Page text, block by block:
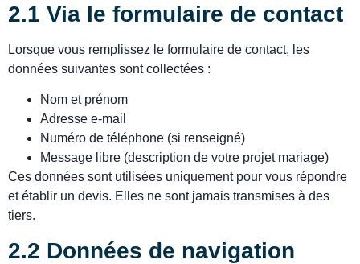
2.1 Via le formulaire de contact
Lorsque vous remplissez le formulaire de contact, les
données suivantes sont collectées :
Nom et prénom
Adresse e-mail
Numéro de téléphone (si renseigné)
Message libre (description de votre projet mariage)
Ces données sont utilisées uniquement pour vous répondre
et établir un devis. Elles ne sont jamais transmises à des
tiers.
2.2 Données de navigation